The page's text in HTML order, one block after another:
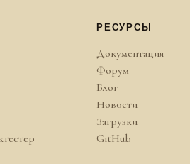
РЕСУРСЫ
Документация
Форум
Блог
Новости
Загрузки
GitHub